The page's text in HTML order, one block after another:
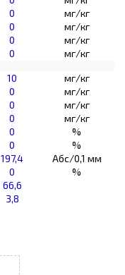
0
мг/кг
0
мг/кг
0
мг/кг
0 мг/кг
10
мг/кг
0
мг/кг
0
мг/кг
0
мг/кг
0
%
0
%
197,4
Абс/0,1 мм
0
%
66,6
3,8